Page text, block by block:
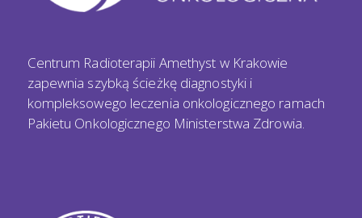
Centrum Radioterapii Amethyst w Krakowie
zapewnia szybką ścieżkę diagnostyki i
kompleksowego leczenia onkologicznego ramach
Pakietu Onkologicznego Ministerstwa Zdrowia.